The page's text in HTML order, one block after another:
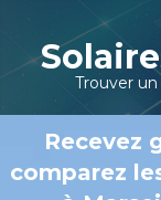
Trouver
Recevez
comparez